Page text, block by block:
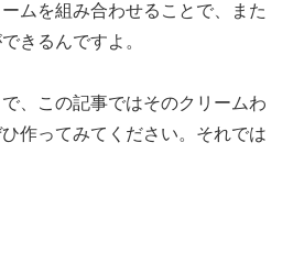
ムを組み合わせることで、また
きるんですよ。
、この記事ではそのクリームわ
作ってみてください。それでは